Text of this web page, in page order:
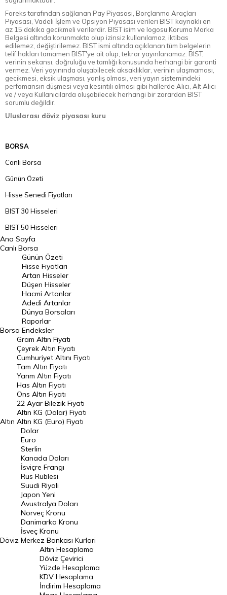
Foreks tarafından sağlanan Pay Piyasası, Borçlanma Araçları
Piyasası, Vadeli İşlem ve Opsiyon Piyasası verileri BIST kaynaklı en
az 15 dakika gecikmeli verilerdir. BIST isim ve logosu Koruma Marka
Belgesi altında korunmakta olup izinsiz kullanılamaz, iktibas
edilemez, değiştirilemez. BIST ismi altında açıklanan tüm belgelerin
telif hakları tamamen BIST'ye ait olup, tekrar yayınlanamaz. BIST,
verinin sekansı, doğruluğu ve tamlığı konusunda herhangi bir garanti
vermez. Veri yayınında oluşabilecek aksaklıklar, verinin ulaşmaması,
gecikmesi, eksik ulaşması, yanlış olması, veri yayın sistemindeki
perfomansın düşmesi veya kesintili olması gibi hallerde Alıcı, Alt Alıcı
ve / veya Kullanıcılarda oluşabilecek herhangi bir zarardan BIST
sorumlu değildir.
Uluslarası döviz piyasası kuru
BORSA
Canlı Borsa
Günün Özeti
Hisse Senedi Fiyatları
BIST 30 Hisseleri
BIST 50 Hisseleri
BIST 100 Hisseleri
En Çok Artan Hisseler
En Çok Düşen Hisseler
Hacmi Artanlar
Geçmiş Kapanışlar
Dünya Borsaları
Raporlar
Endeksler
DÖVİZ
Döviz Kuru
Dolar Kuru
Euro Kuru
Pound Kuru
Frank Kuru
Riyal Kuru
Avustralya Doları
Danimarka Kronu Kuru
Kanada Doları Kuru
Norveç Kronu Kuru
İsveç Kronu Kuru
Japon Yeni Kuru
Serbest Piyasa Döviz Kurları
Ana Sayfa
Canlı Borsa
Borsa
Günün Özeti
Hisse Fiyatları
Artan Hisseler
Düşen Hisseler
Hacmi Artanlar
Adedi Artanlar
Dünya Borsaları
Raporlar
Endeksler
Altın
Gram Altın Fiyatı
Çeyrek Altın Fiyatı
Cumhuriyet Altını Fiyatı
Tam Altın Fiyatı
Yarım Altın Fiyatı
Has Altın Fiyatı
Ons Altın Fiyatı
22 Ayar Bilezik Fiyatı
Altın KG (Dolar) Fiyatı
Altın KG (Euro) Fiyatı
Döviz
Dolar
Euro
Sterlin
Kanada Doları
İsviçre Frangı
Rus Rublesi
Suudi Riyali
Japon Yeni
Avustralya Doları
Norveç Kronu
Danimarka Kronu
İsveç Kronu
Merkez Bankası Kurlari
Altın Hesaplama
Döviz Çevirici
Yüzde Hesaplama
KDV Hesaplama
İndirim Hesaplama